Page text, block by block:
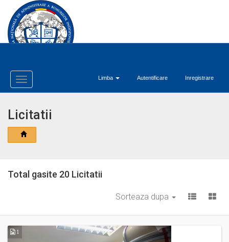
Limba Autentificare Inregistrare
Toggle
Navigation
Licitatii
Total gasite 20 Licitatii
Sorteaza dupa
1